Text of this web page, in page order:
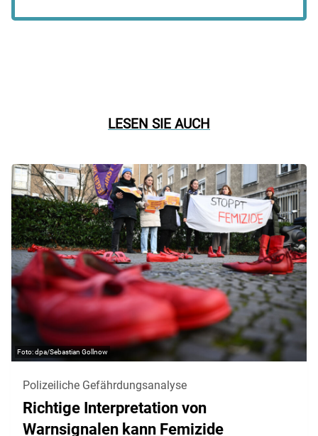
LESEN SIE AUCH
dpa/Sebastian Gollnow
Polizeiliche Gefährdungsanalyse
Richtige Interpretation von
Warnsignalen kann Femizide